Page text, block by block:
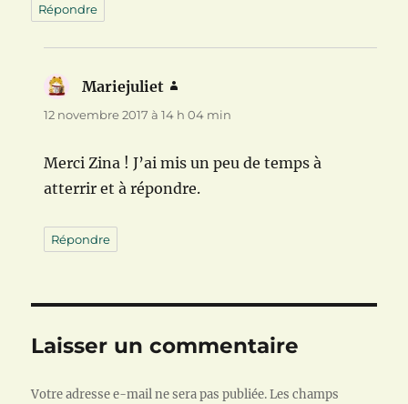
Répondre
Mariejuliet
12 novembre 2017 à 14 h 04 min
Merci Zina ! J’ai mis un peu de temps à
atterrir et à répondre.
Répondre
Laisser un commentaire
Votre adresse e-mail ne sera pas publiée. Les champs